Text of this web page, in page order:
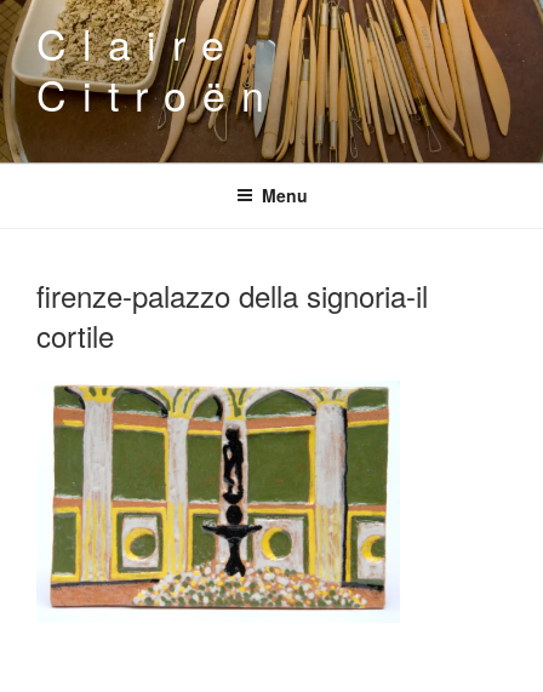
Aller
au
contenu
principal
Claire
Citroën
Menu
firenze-palazzo della signoria-il
cortile